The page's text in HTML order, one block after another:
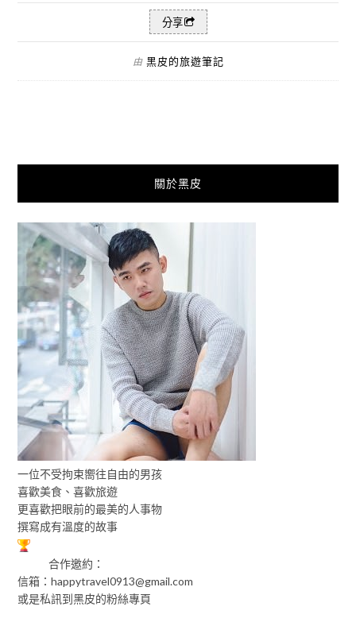
分享
由 黑皮的旅遊筆記
關於黑皮
一位不受拘束嚮往自由的男孩
喜歡美食、喜歡旅遊
更喜歡把眼前的最美的人事物
撰寫成有溫度的故事
合作邀約：
信箱：happytravel0913@gmail.com
或是私訊到黑皮的粉絲專頁